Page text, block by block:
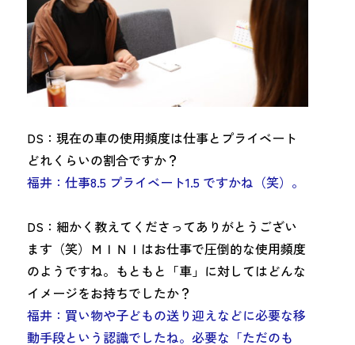
DS：現在の車の使用頻度は仕事とプライベート
どれくらいの割合ですか？
福井：仕事8.5 プライベート1.5 ですかね（笑）。
DS：細かく教えてくださってありがとうござい
ます（笑）ＭＩＮＩはお仕事で圧倒的な使用頻度
のようですね。もともと「車」に対してはどんな
イメージをお持ちでしたか？
福井：買い物や子どもの送り迎えなどに必要な移
動手段という認識でしたね。 必要な「ただのも